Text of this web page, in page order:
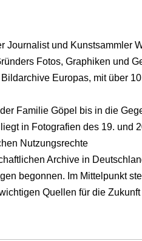
Journalist und
Fotos, Graphiken und
Europas, mit über
Familie Göpel bis in die
in Fotografien des 19.
Nutzungsrechte
Archive in
begonnen. Im Mittelpunkt
Quellen für die